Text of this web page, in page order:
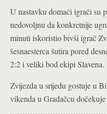
U nastavku domaći igrači su
nedovoljnu da konkretnije
minuti iskoristio bivši igrač
šesnaesterca šutira pored
2:2 i veliki bod ekipi Slavena.
Zvijezda u srijedu gostuje u
vikenda u Gradačcu